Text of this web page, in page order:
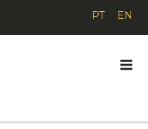
PT EN